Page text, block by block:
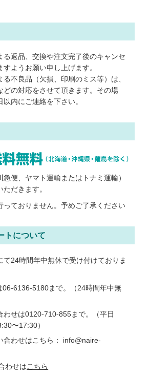
作所
カート お問い合わせ
る返品、交換や注文完了後のキャンセ
ようお願い申し上げます。
不良品（欠損、印刷のミス等）は、
どの対応をさせて頂きます。その場
内にご連絡を下さい。
便、ヤマト運輸またはトナミ運輸）
だきます。
ておりません。予めご了承ください
トについて
て24時間年中無休で受け付けておりま
06-6136-5180まで。（24時間年中無
わせは0120-710-855まで。（平日
〜17:30）
合わせはこちら： info@naire-
わせはこちら